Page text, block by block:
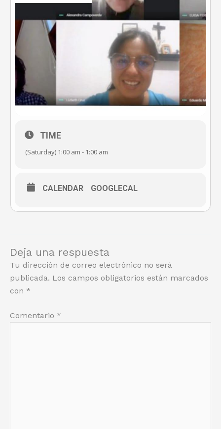
TIME
(Saturday) 1:00 am - 1:00 am
CALENDAR GOOGLECAL
Deja una respuesta
Tu dirección de correo electrónico no será
publicada. Los campos obligatorios están marcados
con *
Comentario *